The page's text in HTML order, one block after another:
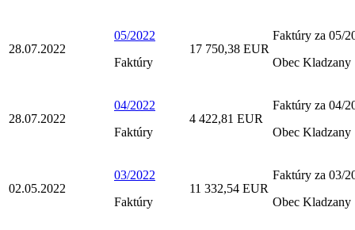
28.07.2022
05/2022
Faktúry
17 750,38 EUR
Faktúry za 05/
Obec Kladzany
28.07.2022
04/2022
Faktúry
4 422,81 EUR
Faktúry za 04/
Obec Kladzany
02.05.2022
03/2022
Faktúry
11 332,54 EUR
Faktúry za 03/
Obec Kladzany